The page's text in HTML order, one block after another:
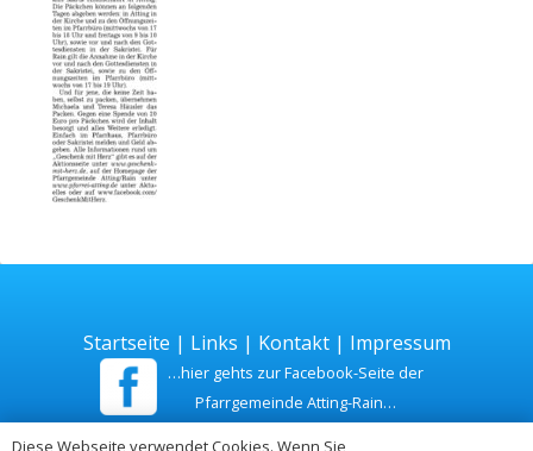
Startseite | Links | Kontakt| Impressum
…hier gehts zur Facebook-Seite der
Pfarrgemeinde Atting-Rain…
Diese Webseite verwendet Cookies. Wenn Sie